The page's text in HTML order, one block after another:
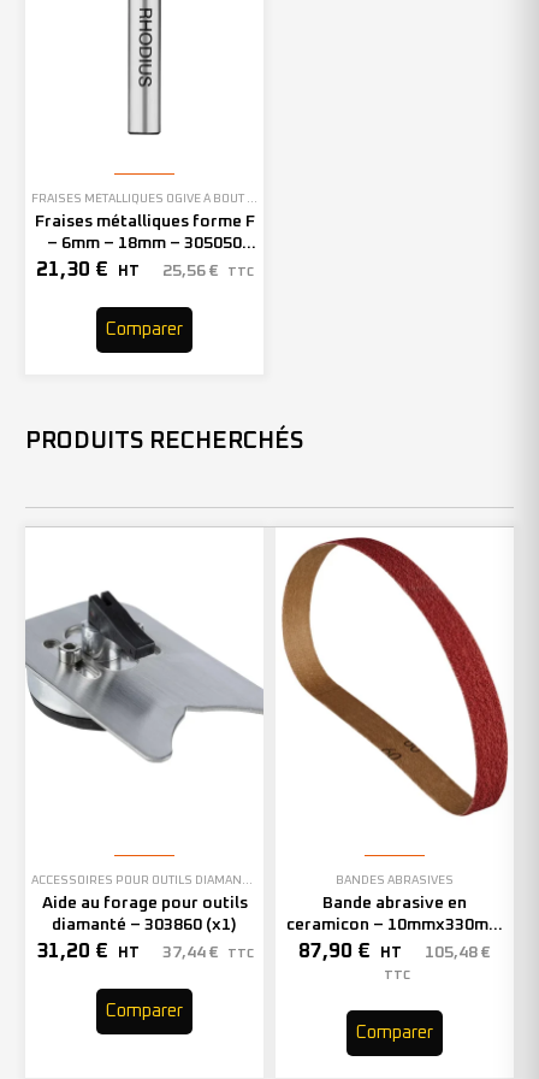
FRAISES MÉTALLIQUES OGIVE À BOUT ARRONDI
Fraises métalliques forme F
– 6mm – 18mm – 305050
(x1)
21,30 € HT 25,56 € TTC
Comparer
PRODUITS RECHERCHÉS
ACCESSOIRES POUR OUTILS DIAMANTÉS
Aide au forage pour outils
diamanté – 303860 (x1)
31,20 € HT 37,44 € TTC
Comparer
BANDES ABRASIVES
Bande abrasive en
ceramicon – 10mmx330mm
– Grain 40 – 333001 (x50)
87,90 € HT 105,48 €
TTC
Comparer